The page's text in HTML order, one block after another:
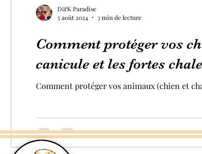
Comment protéger vos
canicule et les fortes
Comment protéger vos animaux (chien et
D&K Paradise
5 août 2024
3 min de lecture